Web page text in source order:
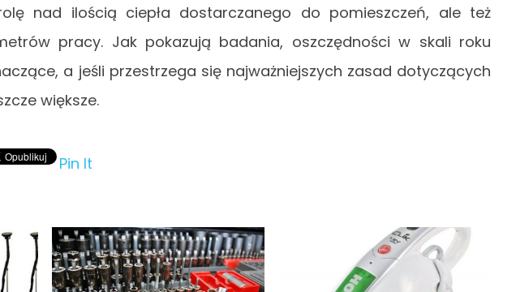
nad ilością ciepła dostarczanego do pomieszczeń, ale też
pracy. Jak pokazują badania, oszczędności w skali roku
a jeśli przestrzega się najważniejszych zasad dotyczących
większe.
Pin It